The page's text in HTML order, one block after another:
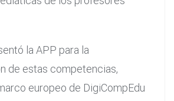
la APP para la
de estas competencias,
europeo de DigiCompEdu